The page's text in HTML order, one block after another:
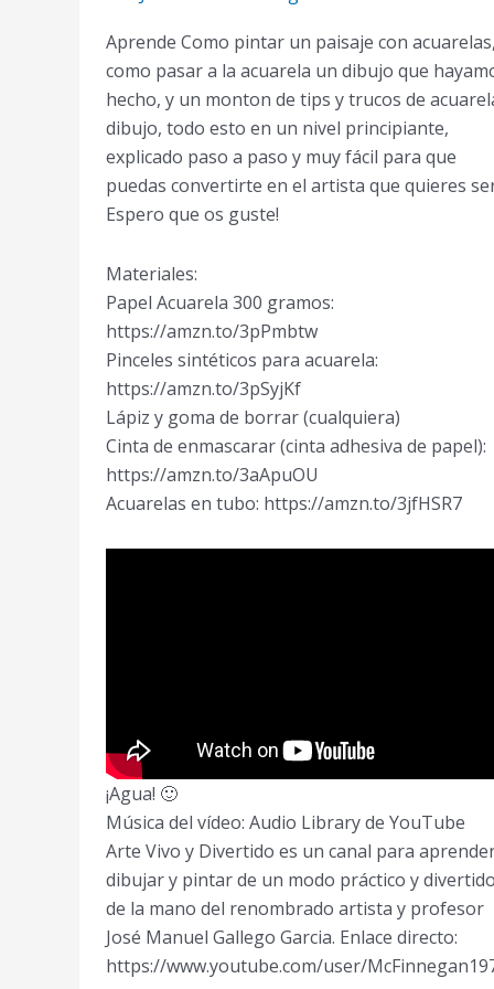
Aprende Como pintar un paisaje con acuarelas,
como pasar a la acuarela un dibujo que
hecho, y un monton de tips y trucos de
dibujo, todo esto en un nivel principiante,
explicado paso a paso y muy fácil para que
puedas convertirte en el artista que quieres
Espero que os guste!
Materiales:
Papel Acuarela 300 gramos:
https://amzn.to/3pPmbtw
Pinceles sintéticos para acuarela:
https://amzn.to/3pSyjKf
Lápiz y goma de borrar (cualquiera)
Cinta de enmascarar (cinta adhesiva de papel):
https://amzn.to/3aApuOU
Acuarelas en tubo: https://amzn.to/3jfHSR7
¡Agua! 🙂
Música del vídeo: Audio Library de YouTube
Arte Vivo y Divertido es un canal para
dibujar y pintar de un modo práctico y divertido
de la mano del renombrado artista y profesor
José Manuel Gallego Garcia. Enlace directo:
https://www.youtube.com/user/